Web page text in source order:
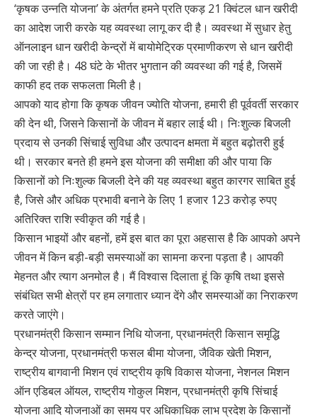
‘कृषक उन्नति योजना’ के अंतर्गत हमने प्रति एकड़ 21 क्विंटल धान खरीदी
का आदेश जारी करके यह व्यवस्था लागू कर दी है। व्यवस्था में सुधार हेतु
ऑनलाइन धान खरीदी केन्द्रों में बायोमेट्रिक प्रमाणीकरण से धान खरीदी
की जा रही है। 48 घंटे के भीतर भुगतान की व्यवस्था की गई है, जिसमें
काफी हद तक सफलता मिली है।
आपको याद होगा कि कृषक जीवन ज्योति योजना, हमारी ही पूर्ववर्ती सरकार
की देन थी, जिसने किसानों के जीवन में बहार लाई थी। निःशुल्क बिजली
प्रदाय से उनकी सिंचाई सुविधा और उत्पादन क्षमता में बहुत बढ़ोतरी हुई
थी। सरकार बनते ही हमने इस योजना की समीक्षा की और पाया कि
किसानों को निःशुल्क बिजली देने की यह व्यवस्था बहुत कारगर साबित हुई
है, जिसे और अधिक प्रभावी बनाने के लिए 1 हजार 123 करोड़ रुपए
अतिरिक्त राशि स्वीकृत की गई है।
किसान भाइयों और बहनों, हमें इस बात का पूरा अहसास है कि आपको अपने
जीवन में किन बड़ी-बड़ी समस्याओं का सामना करना पड़ता है। आपकी
मेहनत और त्याग अनमोल है। मैं विश्वास दिलाता हूं कि कृषि तथा इससे
संबंधित सभी क्षेत्रों पर हम लगातार ध्यान देंगे और समस्याओं का निराकरण
करते जाएंगे।
प्रधानमंत्री किसान सम्मान निधि योजना, प्रधानमंत्री किसान समृद्धि
केन्द्र योजना, प्रधानमंत्री फसल बीमा योजना, जैविक खेती मिशन,
राष्ट्रीय बागवानी मिशन एवं राष्ट्रीय कृषि विकास योजना, नेशनल मिशन
ऑन एडिबल ऑयल, राष्ट्रीय गोकुल मिशन, प्रधानमंत्री कृषि सिंचाई
योजना आदि योजनाओं का समय पर अधिकाधिक लाभ प्रदेश के किसानों